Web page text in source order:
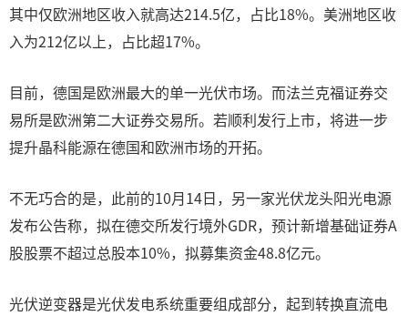
其中仅欧洲地区收入就高达214.5亿，占比18%。美洲地区收
入为212亿以上，占比超17%。
目前，德国是欧洲最大的单一光伏市场。而法兰克福证券交
易所是欧洲第二大证券交易所。若顺利发行上市，将进一步
提升晶科能源在德国和欧洲市场的开拓。
不无巧合的是，此前的10月14日，另一家光伏龙头阳光电源
发布公告称，拟在德交所发行境外GDR，预计新增基础证券A
股股票不超过总股本10%，拟募集资金48.8亿元。
光伏逆变器是光伏发电系统重要组成部分，起到转换直流电